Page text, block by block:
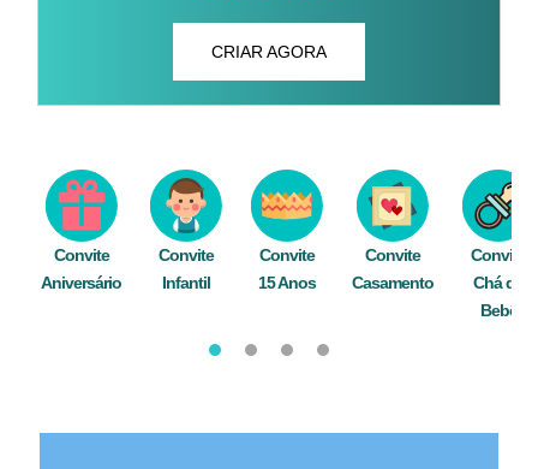
CRIAR AGORA
Convite
Aniversário
Convite
Infantil
Convite
15 Anos
Convite
Casamento
Convite
Chá de
Bebê